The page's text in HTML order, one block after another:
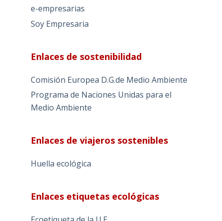
e-empresarias
Soy Empresaria
Enlaces de sostenibilidad
Comisión Europea D.G.de Medio Ambiente
Programa de Naciones Unidas para el
Medio Ambiente
Enlaces de viajeros sostenibles
Huella ecológica
Enlaces etiquetas ecológicas